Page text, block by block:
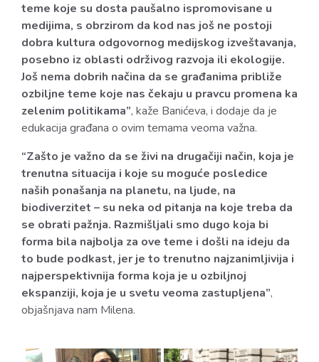
teme koje su dosta paušalno ispromovisane u
medijima, s obrzirom da kod nas još ne postoji
dobra kultura odgovornog medijskog izveštavanja,
posebno iz oblasti održivog razvoja ili ekologije.
Još nema dobrih načina da se građanima približe
ozbiljne teme koje nas čekaju u pravcu promena ka
zelenim politikama”, kaže Banićeva, i dodaje da je
edukacija građana o ovim temama veoma važna.
“Zašto je važno da se živi na drugačiji način, koja je
trenutna situacija i koje su moguće posledice
naših ponašanja na planetu, na ljude, na
biodiverzitet – su neka od pitanja na koje treba da
se obrati pažnja. Razmišljali smo dugo koja bi
forma bila najbolja za ove teme i došli na ideju da
to bude podkast, jer je to trenutno najzanimljivija i
najperspektivnija forma koja je u ozbiljnoj
ekspanziji, koja je u svetu veoma zastupljena”,
objašnjava nam Milena.